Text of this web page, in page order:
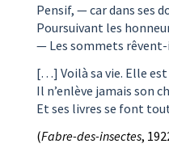
Pensif, — car dans ses
Poursuivant les
— Les sommets
[…] Voilà sa vie. Elle
Il n’enlève jamais son
Et ses livres se font
(Fabre-des-insectes,